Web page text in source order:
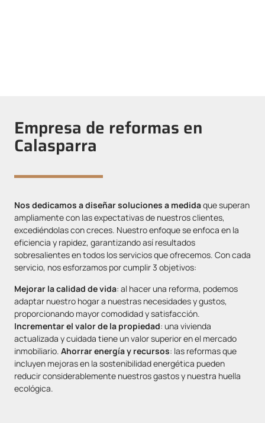
Empresa de reformas en
Calasparra
Nos dedicamos a diseñar soluciones a medidaque superan
ampliamente con las expectativas de nuestros clientes,
excediéndolas con creces. Nuestro enfoque se enfoca en la
eficiencia y rapidez, garantizando así resultados
sobresalientes en todos los servicios que ofrecemos. Con cada
servicio, nos esforzamos por cumplir 3 objetivos:
Mejorar la calidad de vida: al hacer una reforma, podemos
adaptar nuestro hogar a nuestras necesidades y gustos,
proporcionando mayor comodidad y satisfacción.
Incrementar el valor de la propiedad: una vivienda
actualizada y cuidada tiene un valor superior en el mercado
inmobiliario. Ahorrar energía y recursos: las reformas que
incluyen mejoras en la sostenibilidad energética pueden
reducir considerablemente nuestros gastos y nuestra huella
ecológica.